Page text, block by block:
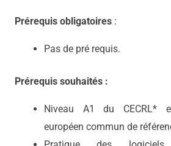
Prérequis obligatoires :
Pas de pré requis.
Prérequis souhaités :
Niveau A1 du CECRL*
européen commun de